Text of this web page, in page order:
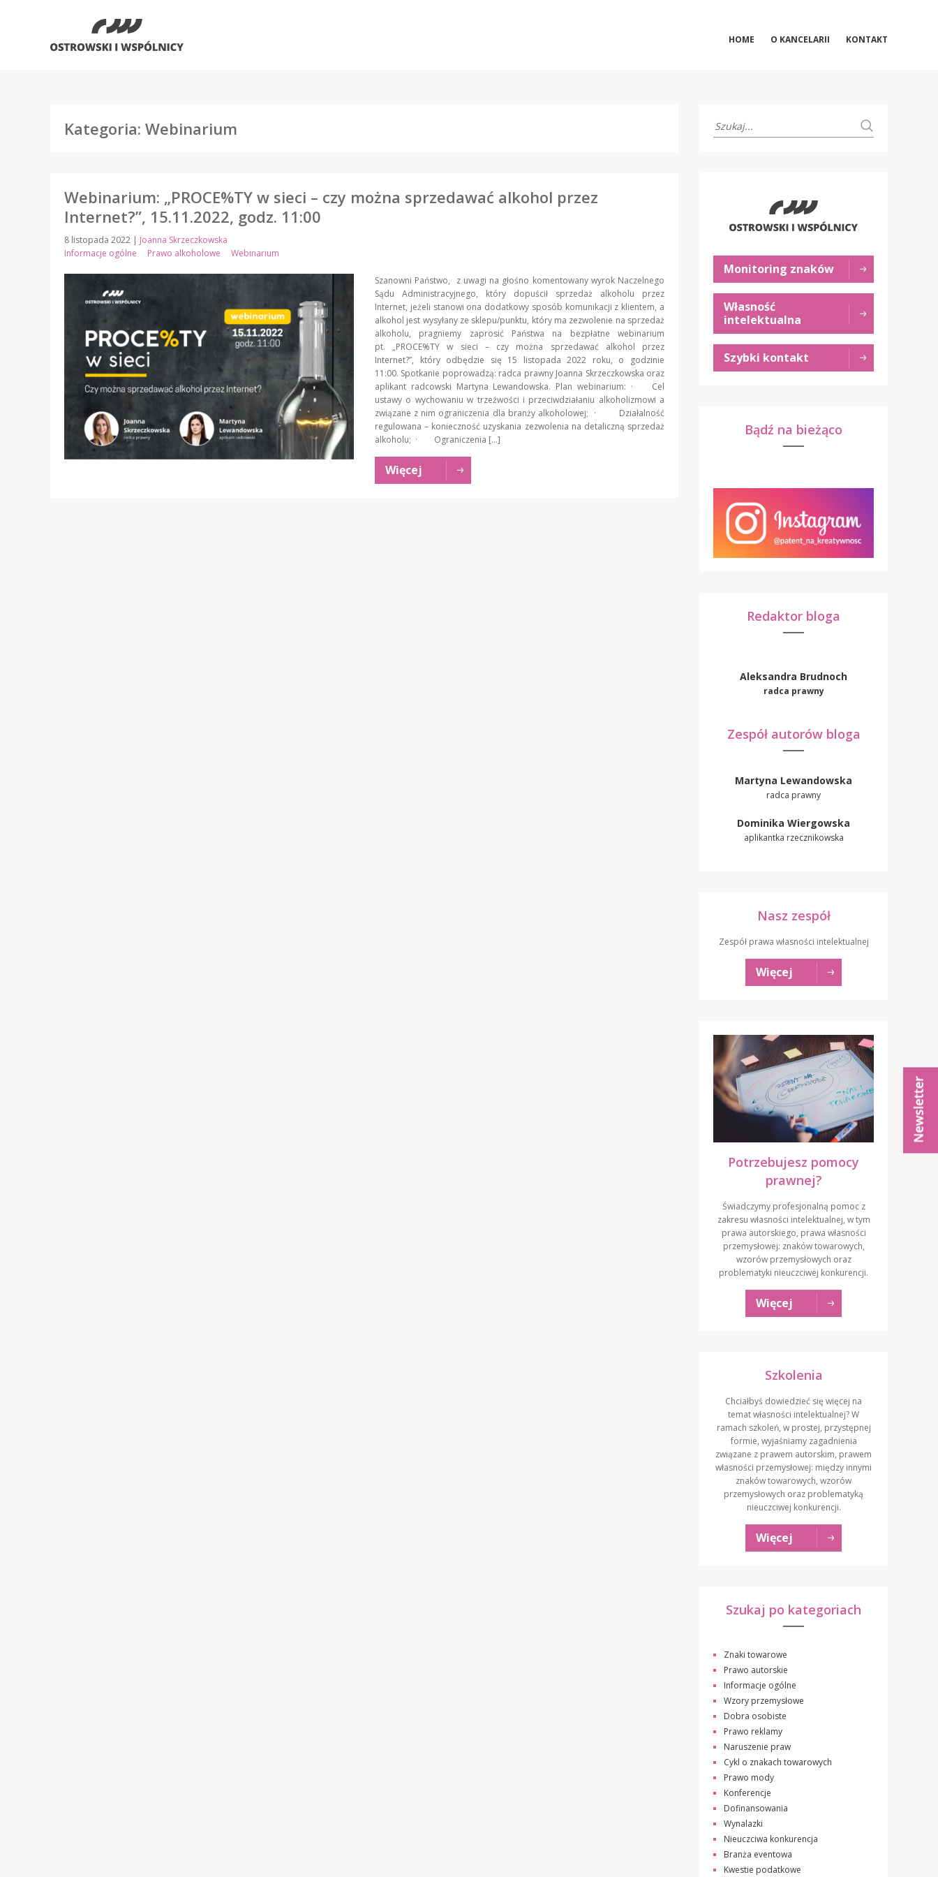
HOME O KANCELARII KONTAKT
Kategoria: Webinarium
Webinarium: „PROCE%TY w sieci – czy można sprzedawać alkohol przez
Internet?”, 15.11.2022, godz. 11:00
8 listopada 2022 | Joanna Skrzeczkowska
Informacje ogólne
Prawo alkoholowe Webinarium
Szanowni Państwo, z uwagi na głośno komentowany wyrok Naczelnego
Sądu Administracyjnego, który dopuścił sprzedaż alkoholu przez
Internet, jeżeli stanowi ona dodatkowy sposób komunikacji z klientem, a
alkohol jest wysyłany ze sklepu/punktu, który ma zezwolenie na sprzedaż
alkoholu, pragniemy zaprosić Państwa na bezpłatne webinarium
pt. „PROCE%TY w sieci – czy można sprzedawać alkohol przez
Internet?”, który odbędzie się 15 listopada 2022 roku, o godzinie
11:00. Spotkanie poprowadzą: radca prawny Joanna Skrzeczkowska oraz
aplikant radcowski Martyna Lewandowska. Plan webinarium: · Cel
ustawy o wychowaniu w trzeźwości i przeciwdziałaniu alkoholizmowi a
związane z nim ograniczenia dla branży alkoholowej; · Działalność
regulowana – konieczność uzyskania zezwolenia na detaliczną sprzedaż
alkoholu; · Ograniczenia […]
Więcej
Monitoring znaków
Własność
intelektualna
Szybki kontakt
Bądź na bieżąco
Redaktor bloga
Aleksandra Brudnoch
radca prawny
Zespół autorów bloga
Martyna Lewandowska
radca prawny
Dominika Wiergowska
aplikantka rzecznikowska
Nasz zespół
Zespół prawa własności intelektualnej
Więcej
Potrzebujesz pomocy
prawnej?
Świadczymy profesjonalną pomoc z
zakresu własności intelektualnej, w tym
prawa autorskiego, prawa własności
przemysłowej: znaków towarowych,
wzorów przemysłowych oraz
problematyki nieuczciwej konkurencji.
Więcej
Szkolenia
Chciałbyś dowiedzieć się więcej na
temat własności intelektualnej? W
ramach szkoleń, w prostej, przystępnej
formie, wyjaśniamy zagadnienia
związane z prawem autorskim, prawem
własności przemysłowej: między innymi
znaków towarowych, wzorów
przemysłowych oraz problematyką
nieuczciwej konkurencji.
Więcej
Szukaj po kategoriach
Znaki towarowe
Prawo autorskie
Informacje ogólne
Wzory przemysłowe
Dobra osobiste
Prawo reklamy
Naruszenie praw
Cykl o znakach towarowych
Prawo mody
Konferencje
Dofinansowania
Wynalazki
Nieuczciwa konkurencja
Branża eventowa
Kwestie podatkowe